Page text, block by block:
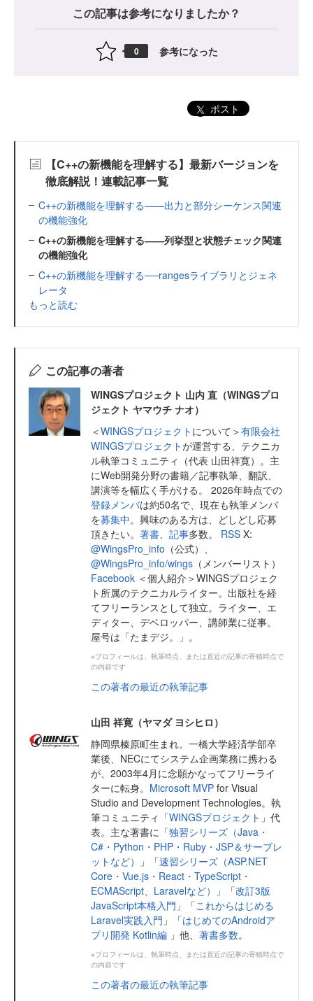
この記事は参考になりましたか？
0 参考になった
ポスト
【C++の新機能を理解する】最新バージョンを
徹底解説！連載記事一覧
C++の新機能を理解する――出力と部分シーケンス関連
の機能強化
C++の新機能を理解する――列挙型と状態チェック関連
の機能強化
C++の新機能を理解する──rangesライブラリとジェネ
レータ
もっと読む
この記事の著者
WINGSプロジェクト 山内 直（WINGSプロ
ジェクト ヤマウチ ナオ）
＜WINGSプロジェクト について＞有限会社
WINGSプロジェクトが運営する、テクニカ
ル執筆コミュニティ（代表 山田祥寛）。主
にWeb開発分野の書籍／記事執筆、翻訳、
講演等を幅広く手がける。 2026年時点での
登録メンバは約50名で、現在も執筆メンバ
を募集中。興味のある方は、どしどし応募
頂きたい。 著書 記事多数。 RSS X:
@WingsPro_info （公式）、
@WingsPro_info/wings （メンバーリスト）
Facebook ＜個人紹介＞WINGSプロジェク
ト所属のテクニカルライター。出版社を経
てフリーランスとして独立。ライター、エ
ディター、デベロッパー、講師業に従事。
屋号は「たまデジ。」。
※プロフィールは、執筆時点、または直近の記事の寄稿時点で
の内容です
この著者の最近の執筆記事
山田 祥寛（ヤマダ ヨシヒロ）
静岡県榛原町生まれ。一橋大学経済学部卒
業後、NECにてシステム企画業務に携わる
が、2003年4月に念願かなってフリーライ
ターに転身。 Microsoft MVP for Visual
Studio and Development Technologies。執
筆コミュニティ「WINGSプロジェクト 」代
表。主な著書に「独習シリーズ（Java・
C#・Python・PHP・Ruby・JSP＆サーブレ
ットなど）
」「速習シリーズ（ASP.NET
Core・Vue.js・React・TypeScript・
ECMAScript、Laravelなど）
」「改訂3版
JavaScript本格入門 」「これからはじめる
Laravel実践入門 」「はじめてのAndroidア
プリ開発 Kotlin編 」他、 著書多数。
※プロフィールは、執筆時点、または直近の記事の寄稿時点で
の内容です
この著者の最近の執筆記事